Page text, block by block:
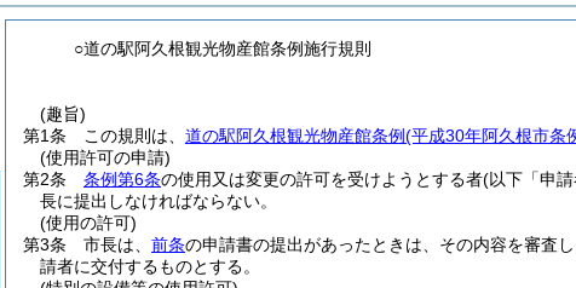
○道の駅阿久根観光物産館条例施行規則
(趣旨)
第1条
この規則は、 道の駅阿久根観光物産館条例(平成30年阿久根市条
(使用許可の申請)
第2条
条例第6条の使用又は変更の許可を受けようとする者(以下「申
長に提出しなければならない。
(使用の許可)
第3条
市長は、 前条の申請書の提出があったときは、その内容を審査
請者に交付するものとする。